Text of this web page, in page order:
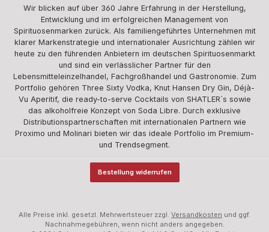
Wir blicken auf über 360 Jahre Erfahrung in der Herstellung,
Entwicklung und im erfolgreichen Management von
Spirituosenmarken zurück. Als familiengeführtes Unternehmen mit
klarer Markenstrategie und internationaler Ausrichtung zählen wir
heute zu den führenden Anbietern im deutschen Spirituosenmarkt
und sind ein verlässlicher Partner für den
Lebensmitteleinzelhandel, Fachgroßhandel und Gastronomie. Zum
Portfolio gehören Three Sixty Vodka, Knut Hansen Dry Gin, Déjà-
Vu Aperitif, die ready-to-serve Cocktails von SHATLER´s sowie
das alkoholfreie Konzept von Soda Libre. Durch exklusive
Distributionspartnerschaften mit internationalen Partnern wie
Proximo und Molinari bieten wir das ideale Portfolio im Premium-
und Trendsegment.
Bestellung widerrufen
Alle Preise inkl. gesetzl. Mehrwertsteuer zzgl. Versandkosten und ggf.
Nachnahmegebühren, wenn nicht anders angegeben.